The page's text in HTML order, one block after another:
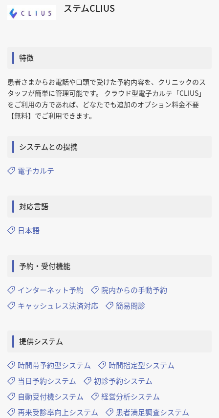
ステムCLIUS
特徴
患者さまからお電話や口頭で受けた予約内容を、クリニックのス
タッフが簡単に管理可能です。 クラウド型電子カルテ「CLIUS」
をご利用の方であれば、どなたでも追加のオプション料金不要
【無料】でご利用できます。
システムとの提携
電子カルテ
対応言語
日本語
予約・受付機能
インターネット予約
院内からの手動予約
キャッシュレス決済対応
簡易問診
提供システム
時間帯予約型システム
時間指定型システム
当日予約システム
初診予約システム
自動受付機システム
経営分析システム
再来受診率向上システム
患者満足調査システム